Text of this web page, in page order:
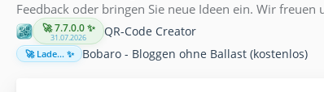
Feedback oder bringen Sie neue Ideen ein. Wir freuen
🚀 7.7.0.0 ✨
31.07.2026 QR-Code Creator
🚀 Lade... ✨ Bobaro - Bloggen ohne Ballast (kostenlos)